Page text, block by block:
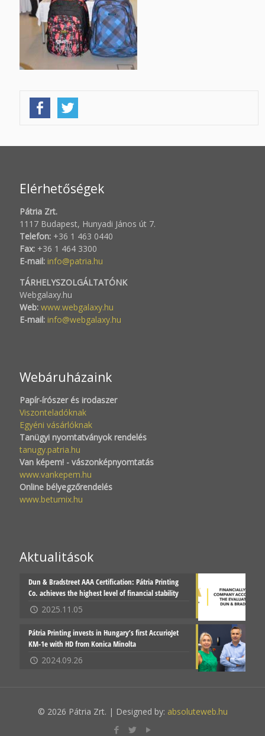
Elérhetőségek
Pátria Zrt.
1117 Budapest, Hunyadi János út 7.
Telefon: +36 1 463 0440
Fax: +36 1 464 3300
E-mail: info@patria.hu
TÁRHELYSZOLGÁLTATÓNK
Webgalaxy.hu
Web: www.webgalaxy.hu
E-mail: info@webgalaxy.hu
Webáruházaink
Papír-írószer és irodaszer
Viszonteladóknak
Egyéni vásárlóknak
Tanügyi nyomtatványok rendelés
tanugy.patria.hu
Van képem! - vászonképnyomtatás
www.vankepem.hu
Online bélyegzőrendelés
www.betumix.hu
Aktualitások
Dun & Bradstreet AAA Certification: Pátria Printing
Co. achieves the highest level of financial stability
2025.11.05
Pátria Printing invests in Hungary’s first AccurioJet
KM-1e with HD from Konica Minolta
2024.09.26
© 2026 Pátria Zrt. | Designed by: absoluteweb.hu